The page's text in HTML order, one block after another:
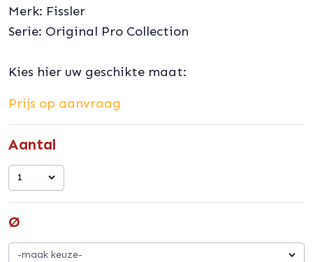
Merk: Fissler
Serie: Original Pro Collection
Kies hier uw geschikte maat:
Prijs op aanvraag
Aantal
1
Ø
-maak keuze-